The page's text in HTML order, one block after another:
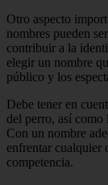
Otro aspecto
nombres pueden
contribuir a la
elegir un nombre
público y los
Debe tener en
del perro, así
Con un nombre
enfrentar cualquier
competencia.